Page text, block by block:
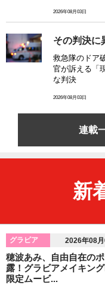
2026年08月03日
その判決に
救急隊のドア
官が訴える「
な判決
2026年08月03日
連載
新
グラビア 2026年08月
穂波あみ、自由自在の
露！グラビアメイキン
限定ムービ...